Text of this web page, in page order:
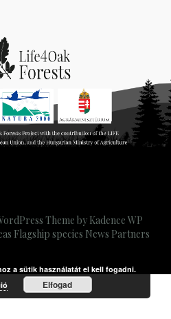
Theme by Kadence WP
Flagship species News Partners
a sütik használatát el kell fogadni.
Elfogad